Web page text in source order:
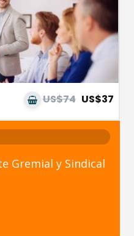
US$74 US$37
Gremial y Sindical